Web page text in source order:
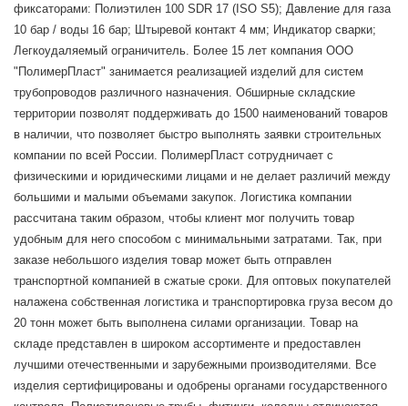
фиксаторами: Полиэтилен 100 SDR 17 (ISO S5); Давление для газа
10 бар / воды 16 бар; Штыревой контакт 4 мм; Индикатор сварки;
Легкоудаляемый ограничитель. Более 15 лет компания ООО
"ПолимерПласт" занимается реализацией изделий для систем
трубопроводов различного назначения. Обширные складские
территории позволят поддерживать до 1500 наименований товаров
в наличии, что позволяет быстро выполнять заявки строительных
компании по всей России. ПолимерПласт сотрудничает с
физическими и юридическими лицами и не делает различий между
большими и малыми объемами закупок. Логистика компании
рассчитана таким образом, чтобы клиент мог получить товар
удобным для него способом с минимальными затратами. Так, при
заказе небольшого изделия товар может быть отправлен
транспортной компанией в сжатые сроки. Для оптовых покупателей
налажена собственная логистика и транспортировка груза весом до
20 тонн может быть выполнена силами организации. Товар на
складе представлен в широком ассортименте и предоставлен
лучшими отечественными и зарубежными производителями. Все
изделия сертифицированы и одобрены органами государственного